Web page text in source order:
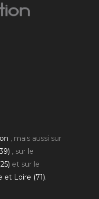
, mais aussi sur
, sur le
et sur le
et Loire (71).